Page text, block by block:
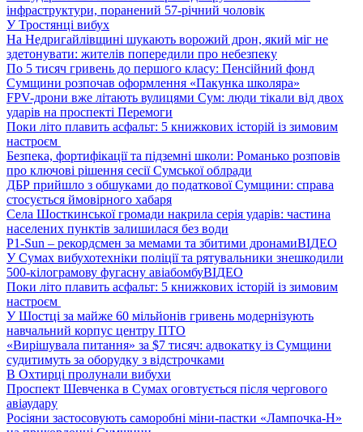
інфраструктури, поранений 57-річний чоловік
У Тростянці вибух
На Недригайлівщині шукають ворожий дрон, який міг не
здетонувати: жителів попередили про небезпеку
По 5 тисяч гривень до першого класу: Пенсійний фонд
Сумщини розпочав оформлення «Пакунка школяра»
FPV-дрони вже літають вулицями Сум: люди тікали від двох
ударів на проспекті Перемоги
Поки літо плавить асфальт: 5 книжкових історій із зимовим
настроєм
Безпека, фортифікації та підземні школи: Романько розповів
про ключові рішення сесії Сумської облради
ДБР прийшло з обшуками до податкової Сумщини: справа
стосується ймовірного хабаря
Села Шосткинської громади накрила серія ударів: частина
населених пунктів залишилася без води
P1-Sun – рекордсмен за мемами та збитими дронамиВІДЕО
У Сумах вибухотехніки поліції та рятувальники знешкодили
500-кілограмову фугасну авіабомбуВІДЕО
Поки літо плавить асфальт: 5 книжкових історій із зимовим
настроєм
У Шостці за майже 60 мільйонів гривень модернізують
навчальний корпус центру ПТО
«Вирішувала питання» за $7 тисяч: адвокатку із Сумщини
судитимуть за оборудку з відстрочками
В Охтирці пролунали вибухи
Проспект Шевченка в Сумах оговтується після чергового
авіаудару
Росіяни застосовують саморобні міни-пастки «Лампочка-Н»